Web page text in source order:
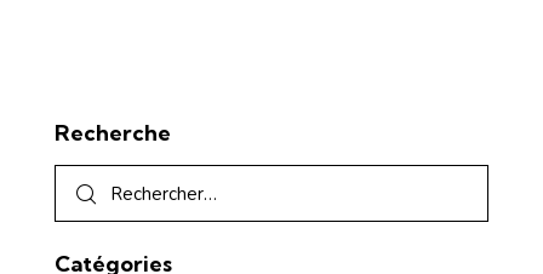
Recherche
Catégories